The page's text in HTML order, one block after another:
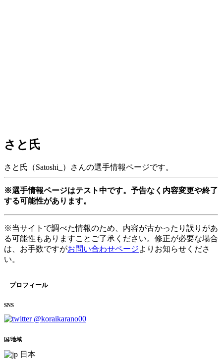
さと氏
さと氏（Satoshi_）さんの選手情報ページです。
※選手情報ページはテスト中です。予告なく内容変更や終了
する可能性があります。
※当サイトで調べた情報のため、内容が古かったり誤りがあ
る可能性もありますことご了承ください。修正が必要な場合
は、お手数ですがお問い合わせページよりお知らせくださ
い。
プロフィール
SNS
@koraikarano00
国/地域
日本